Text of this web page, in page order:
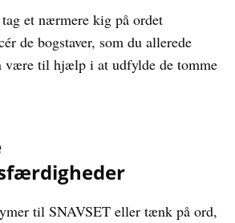
et nærmere kig på ordet
de bogstaver, som du allerede
være til hjælp i at udfylde de tomme
til SNAVSET eller tænk på ord,